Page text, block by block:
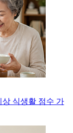
상 식생활 점수 가